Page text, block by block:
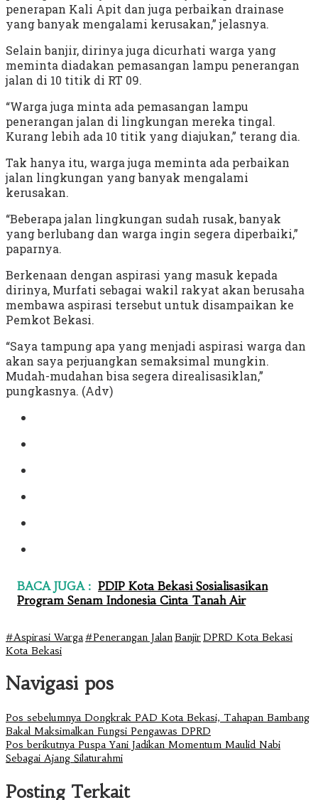
penerapan Kali Apit dan juga perbaikan drainase
yang banyak mengalami kerusakan,” jelasnya.
Selain banjir, dirinya juga dicurhati warga yang
meminta diadakan pemasangan lampu penerangan
jalan di 10 titik di RT 09.
“Warga juga minta ada pemasangan lampu
penerangan jalan di lingkungan mereka tingal.
Kurang lebih ada 10 titik yang diajukan,” terang dia.
Tak hanya itu, warga juga meminta ada perbaikan
jalan lingkungan yang banyak mengalami
kerusakan.
“Beberapa jalan lingkungan sudah rusak, banyak
yang berlubang dan warga ingin segera diperbaiki,”
paparnya.
Berkenaan dengan aspirasi yang masuk kepada
dirinya, Murfati sebagai wakil rakyat akan berusaha
membawa aspirasi tersebut untuk disampaikan ke
Pemkot Bekasi.
“Saya tampung apa yang menjadi aspirasi warga dan
akan saya perjuangkan semaksimal mungkin.
Mudah-mudahan bisa segera direalisasiklan,”
pungkasnya. (Adv)
BACA JUGA : PDIP Kota Bekasi Sosialisasikan
Program Senam Indonesia Cinta Tanah Air
#Aspirasi Warga#Penerangan JalanBanjirDPRD Kota Bekasi
Kota Bekasi
Navigasi pos
Pos sebelumnyaDongkrak PAD Kota Bekasi, Tahapan Bambang
Bakal Maksimalkan Fungsi Pengawas DPRD
Pos berikutnyaPuspa Yani Jadikan Momentum Maulid Nabi
Sebagai Ajang Silaturahmi
Posting Terkait